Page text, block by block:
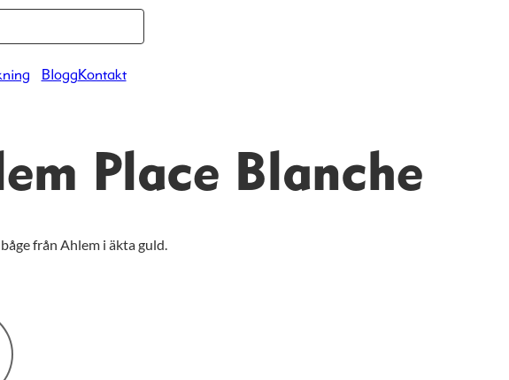
Blogg Kontakt
Place Blanche
från Ahlem i äkta guld.